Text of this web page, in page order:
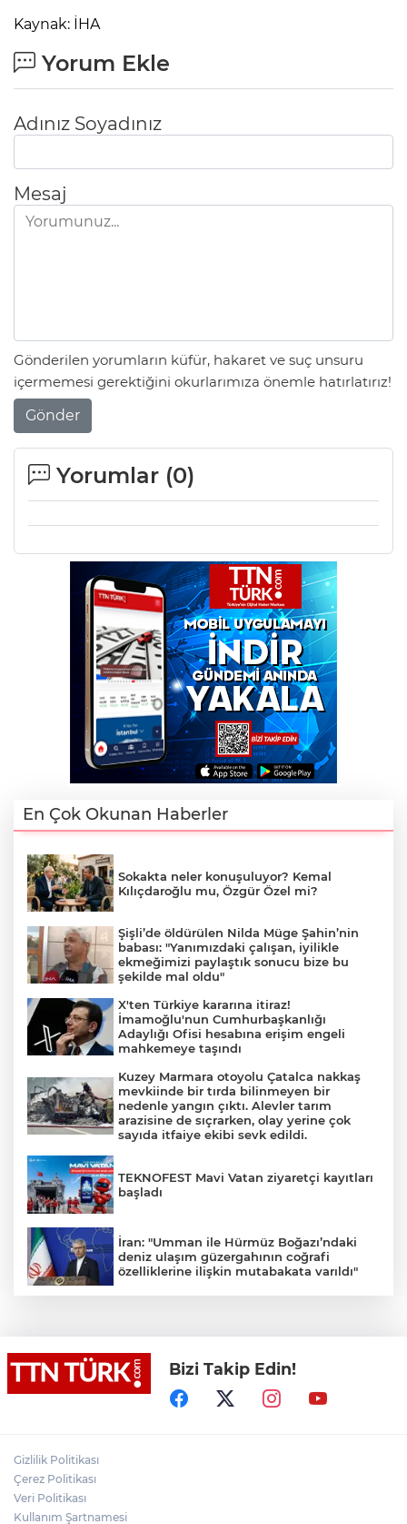
Kaynak: İHA
Yorum Ekle
Adınız Soyadınız
Mesaj
Gönderilen yorumların küfür, hakaret ve suç unsuru
içermemesi gerektiğini okurlarımıza önemle hatırlatırız!
Gönder
Yorumlar (0)
En Çok Okunan Haberler
Sokakta neler konuşuluyor? Kemal
Kılıçdaroğlu mu, Özgür Özel mi?
Şişli’de öldürülen Nilda Müge Şahin’nin
babası: "Yanımızdaki çalışan, iyilikle
ekmeğimizi paylaştık sonucu bize bu
şekilde mal oldu"
X'ten Türkiye kararına itiraz!
İmamoğlu'nun Cumhurbaşkanlığı
Adaylığı Ofisi hesabına erişim engeli
mahkemeye taşındı
Kuzey Marmara otoyolu Çatalca nakkaş
mevkiinde bir tırda bilinmeyen bir
nedenle yangın çıktı. Alevler tarım
arazisine de sıçrarken, olay yerine çok
sayıda itfaiye ekibi sevk edildi.
TEKNOFEST Mavi Vatan ziyaretçi kayıtları
başladı
İran: "Umman ile Hürmüz Boğazı’ndaki
deniz ulaşım güzergahının coğrafi
özelliklerine ilişkin mutabakata varıldı"
Suikast timinin son firarisinin kaçışı bitti,
yargı başladı
Bizi Takip Edin!
Gizlilik Politikası
Çerez Politikası
Veri Politikası
Kullanım Şartnamesi